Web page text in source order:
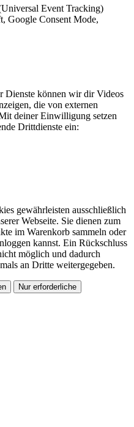
Event Tracking)
Google Consent Mode,
Dienste können wir dir Videos
die von externen
deiner Einwilligung setzen
Drittdienste ein:
gewährleisten ausschließlich
Webseite. Sie dienen zum
im Warenkorb sammeln oder
kannst. Ein Rückschluss
möglich und dadurch
an Dritte weitergegeben.
Nur erforderliche